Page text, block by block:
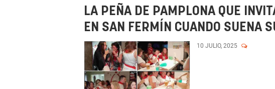
LA PEÑA DE PAMPLONA QUE
EN SAN FERMÍN CUANDO SUENA
10 JULIO, 2025